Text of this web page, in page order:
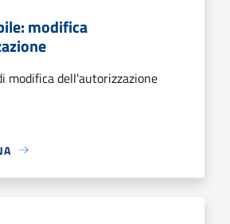
modifica
modifica dell'autorizzazione